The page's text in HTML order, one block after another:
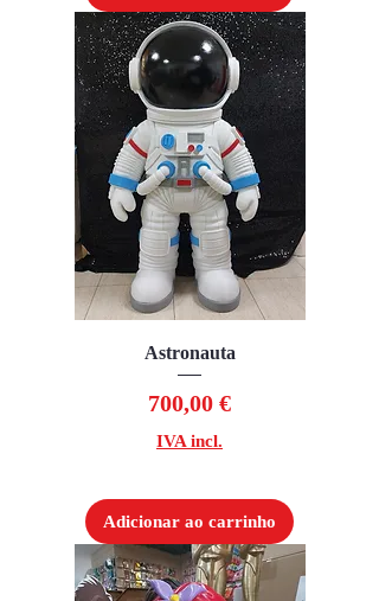
Astronauta
Preço
700,00 €
IVA incl.
Adicionar ao carrinho